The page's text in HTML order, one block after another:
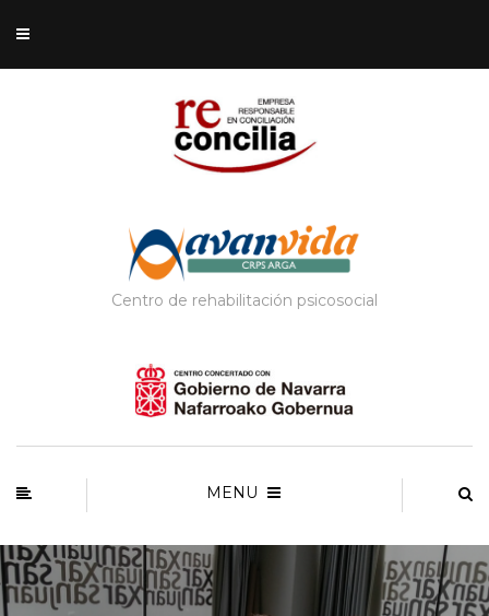
Centro de rehabilitación psicosocial
MENU